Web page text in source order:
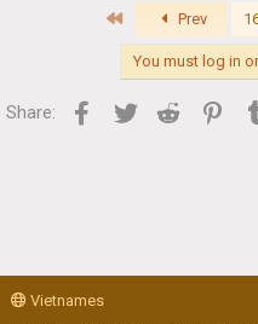
First Prev
You must log in
Share: Facebook
Twitter Reddit
Vietnames